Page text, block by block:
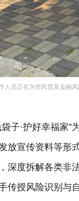
人员正在为市民普及金融
子·护好幸福家”
放宣传资料等形
深度拆解各类非
传授风险识别与